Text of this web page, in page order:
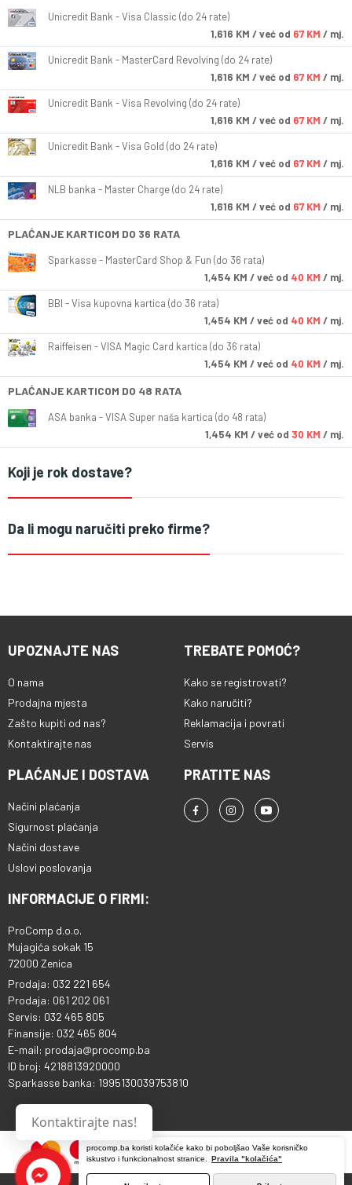
procomp.ba koristi kolačiće kako bi poboljšao Vaše korisničko
iskustvo i funkcionalnost stranice.
Pravila "kolačića"
Unicredit Bank - Visa Classic (do 24 rate)
1,616 KM / već od 67 KM / mj.
Unicredit Bank - MasterCard Revolving (do 24 rate)
1,616 KM / već od 67 KM / mj.
Unicredit Bank - Visa Revolving (do 24 rate)
1,616 KM / već od 67 KM / mj.
Unicredit Bank - Visa Gold (do 24 rate)
1,616 KM / već od 67 KM / mj.
NLB banka - Master Charge (do 24 rate)
1,616 KM / već od 67 KM / mj.
PLAĆANJE KARTICOM DO 36 RATA
Sparkasse - MasterCard Shop & Fun (do 36 rata)
1,454 KM / već od 40 KM / mj.
BBI - Visa kupovna kartica (do 36 rata)
1,454 KM / već od 40 KM / mj.
Raiffeisen - VISA Magic Card kartica (do 36 rata)
1,454 KM / već od 40 KM / mj.
PLAĆANJE KARTICOM DO 48 RATA
ASA banka - VISA Super naša kartica (do 48 rata)
1,454 KM / već od 30 KM / mj.
Koji je rok dostave?
Da li mogu naručiti preko firme?
UPOZNAJTE NAS
O nama
Prodajna mjesta
Zašto kupiti od nas?
Kontaktirajte nas
TREBATE POMOĆ?
Kako se registrovati?
Kako naručiti?
Reklamacija i povrati
Servis
PLAĆANJE I DOSTAVA
Načini plaćanja
Sigurnost plaćanja
Načini dostave
Uslovi poslovanja
PRATITE NAS
INFORMACIJE O FIRMI:
ProComp d.o.o.
Mujagića sokak 15
72000 Zenica
Prodaja: 032 221 654
Prodaja: 061 202 061
Servis: 032 465 805
Finansije: 032 465 804
E-mail: prodaja@procomp.ba
ID broj: 4218813920000
Sparkasse banka: 1995130039753810
Kontaktirajte nas!